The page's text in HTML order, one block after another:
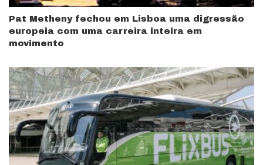
Pat Metheny fechou em Lisboa uma digressão
europeia com uma carreira inteira em
movimento